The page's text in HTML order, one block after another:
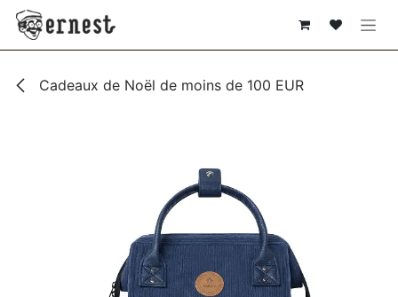
SE RENDRE AU CONTENU
Cadeaux de Noël de moins de 100 EUR